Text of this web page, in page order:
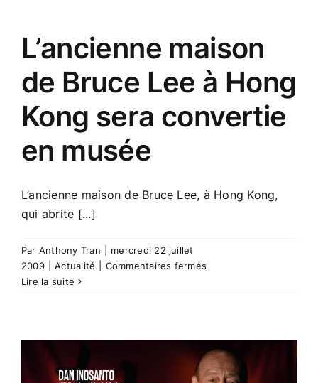
L’ancienne maison
de Bruce Lee à Hong
Kong sera convertie
en musée
L’ancienne maison de Bruce Lee, à Hong Kong,
qui abrite [...]
Par Anthony Tran
mercredi 22 juillet
2009
Actualité Commentaires fermés
Lee
à
Hong
Lire la suite